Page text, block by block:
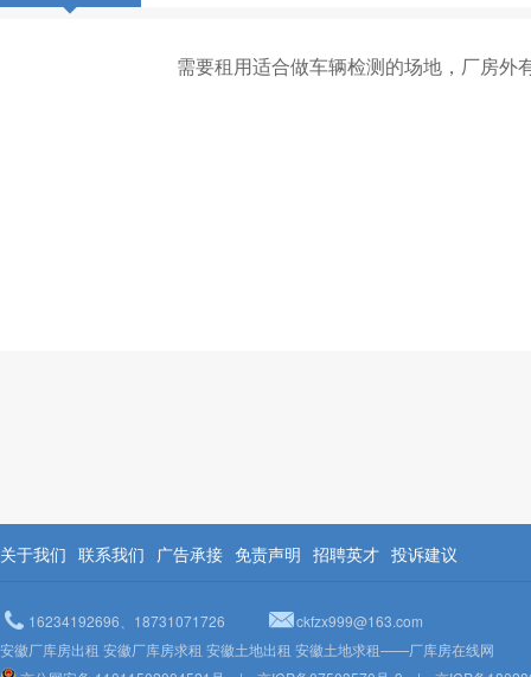
需要租用适合做车辆检测的场地，厂
关于我们 联系我们 广告承接 免责声明 招聘英才 投诉建议
16234192696、18731071726
ckfzx999@163.com
安徽厂库房出租 安徽厂库房求租 安徽土地出租 安徽土地求租——厂库房在线网